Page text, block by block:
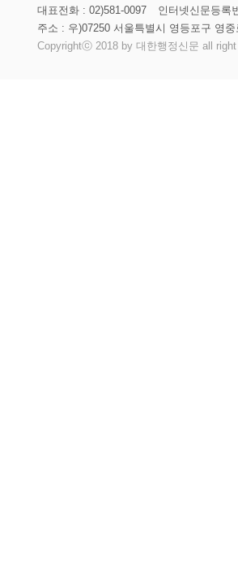
대표전화 : 02)581-0097 인터넷신문등록
주소 : 우)07250 서울특별시 영등포구 영
Copyrightⓒ 2018 by 대한행정신문 all right